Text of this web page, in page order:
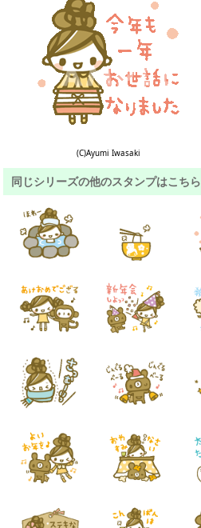
(C)Ayumi Iwasaki
同じシリーズの他のスタンプはこちら